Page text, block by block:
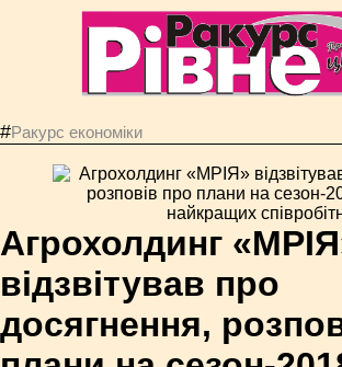
#Ракурс економiки
Агрохолдинг
відзвітував про
досягнення,